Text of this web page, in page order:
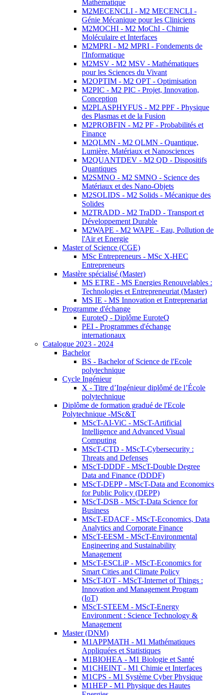
Mathématique
M2MECENCLI - M2 MECENCLI -
Génie Mécanique pour les Cliniciens
M2MOCHI - M2 MoChI - Chimie
Moléculaire et Interfaces
M2MPRI - M2 MPRI - Fondements de
l'Informatique
M2MSV - M2 MSV - Mathématiques
pour les Sciences du Vivant
M2OPTIM - M2 OPT - Optimisation
M2PIC - M2 PIC - Projet, Innovation,
Conception
M2PLASPHYFUS - M2 PPF - Physique
des Plasmas et de la Fusion
M2PROBFIN - M2 PF - Probabilités et
Finance
M2QLMN - M2 QLMN - Quantique,
Lumière, Matériaux et Nanosciences
M2QUANTDEV - M2 QD - Dispositifs
Quantiques
M2SMNO - M2 SMNO - Science des
Matériaux et des Nano-Objets
M2SOLIDS - M2 Solids - Mécanique des
Solides
M2TRADD - M2 TraDD - Transport et
Développement Durable
M2WAPE - M2 WAPE - Eau, Pollution de
l'Air et Energie
Master of Science (CGE)
MSc Entrepreneurs - MSc X-HEC
Entrepreneurs
Mastère spécialisé (Master)
MS ETRE - MS Energies Renouvelables :
Technologies et Entrepreneuriat (Master)
MS IE - MS Innovation et Entreprenariat
Programme d'échange
EuroteQ - Diplôme EuroteQ
PEI - Programmes d'échange
internationaux
Catalogue 2023 - 2024
Bachelor
BS - Bachelor of Science de l'Ecole
polytechnique
Cycle Ingénieur
X - Titre d’Ingénieur diplômé de l’École
polytechnique
Diplôme de formation gradué de l'Ecole
Polytechnique -MSc&T
MScT-AI-ViC - MScT-Artificial
Intelligence and Advanced Visual
Computing
MScT-CTD - MScT-Cybersecurity :
Threats and Defenses
MScT-DDDF - MScT-Double Degree
Data and Finance (DDDF)
MScT-DEPP - MScT-Data and Economics
for Public Policy (DEPP)
MScT-DSB - MScT-Data Science for
Business
MScT-EDACF - MScT-Economics, Data
Analytics and Corporate Finance
MScT-EESM - MScT-Environmental
Engineering and Sustainability
Management
MScT-ESCLiP - MScT-Economics for
Smart Cities and Climate Policy
MScT-IOT - MScT-Internet of Things :
Innovation and Management Program
(IoT)
MScT-STEEM - MScT-Energy
Environment : Science Technology &
Management
Master (DNM)
M1APPMATH - M1 Mathématiques
Appliquées et Statistiques
M1BIOHEA - M1 Biologie et Santé
M1CHEINT - M1 Chimie et Interfaces
M1CPS - M1 Système Cyber Physique
M1HEP - M1 Physique des Hautes